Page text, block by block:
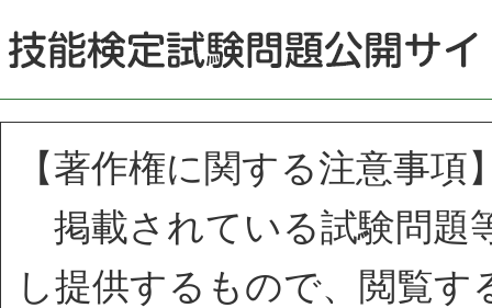
【著作権に関する注意事項
掲載されている試験問題
し提供するもので、閲覧